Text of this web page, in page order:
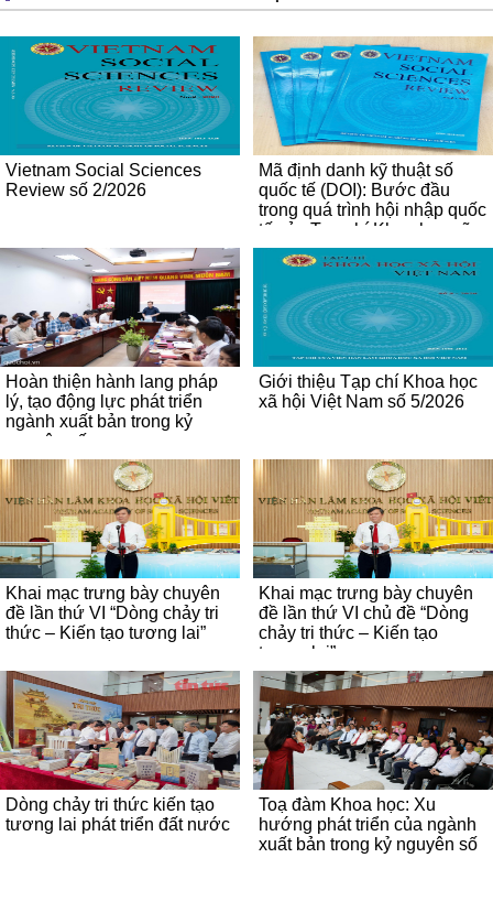
Mã định danh kỹ thuật số
quốc tế (DOI): Bước đầu
trong quá trình hội nhập quốc
tế của Tạp chí Khoa học xã
hội Việt Nam
Vietnam Social Sciences
Review số 2/2026
Giới thiệu Tạp chí Khoa học
xã hội Việt Nam số 5/2026
Hoàn thiện hành lang pháp
lý, tạo động lực phát triển
ngành xuất bản trong kỷ
nguyên số
Khai mạc trưng bày chuyên
đề lần thứ VI chủ đề “Dòng
chảy tri thức – Kiến tạo
tương lai”
Khai mạc trưng bày chuyên
đề lần thứ VI “Dòng chảy tri
thức – Kiến tạo tương lai”
Toạ đàm Khoa học: Xu
hướng phát triển của ngành
xuất bản trong kỷ nguyên số
Dòng chảy tri thức kiến tạo
tương lai phát triển đất nước